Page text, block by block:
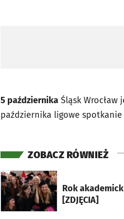
5 października Śląsk
października ligowe spotkanie
ZOBACZ RÓWNIEŻ
Rok
[ZDJĘCIA]
otworzy się w nowej karcie